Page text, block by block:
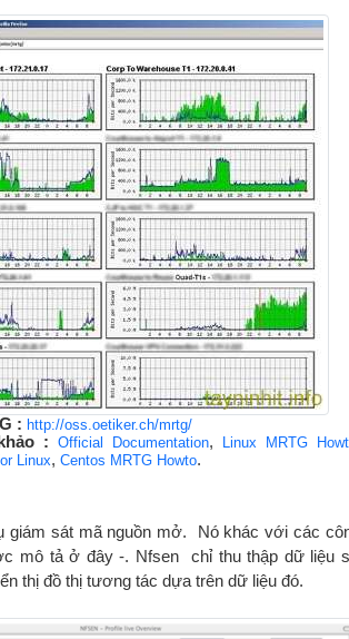
: http://oss.oetiker.ch/mrtg/
: Official Documentation,
Linux MRTG
Linux, Centos MRTG Howto.
giám sát mã nguồn mở. Nó khác với các
mô tả ở đây -. Nfsen chỉ thu thập dữ liệu
thị đồ thị tương tác dựa trên dữ liệu đó.